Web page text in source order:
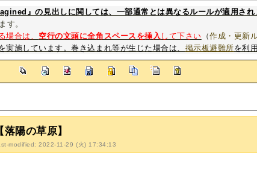
』の見出しに関しては、一部通常とは異なるルールが適用され
す。
場合は、 空行の文頭に全角スペースを挿入 して下さい （作成・更新
実施しています。巻き込まれ等が生じた場合は、 掲示板避難所を利
【落陽の草原】
modified: 2022-11-29 (火) 17:34:13